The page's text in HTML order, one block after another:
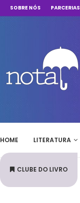
SOBRE NÓS PARCERIAS
HOME LITERATURA
CLUBE DO LIVRO